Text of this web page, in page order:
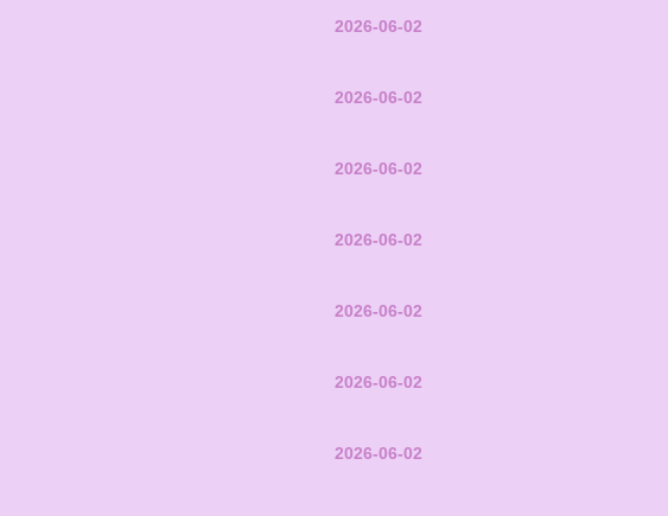
2026-06-02
2026-06-02
2026-06-02
2026-06-02
2026-06-02
2026-06-02
2026-06-02